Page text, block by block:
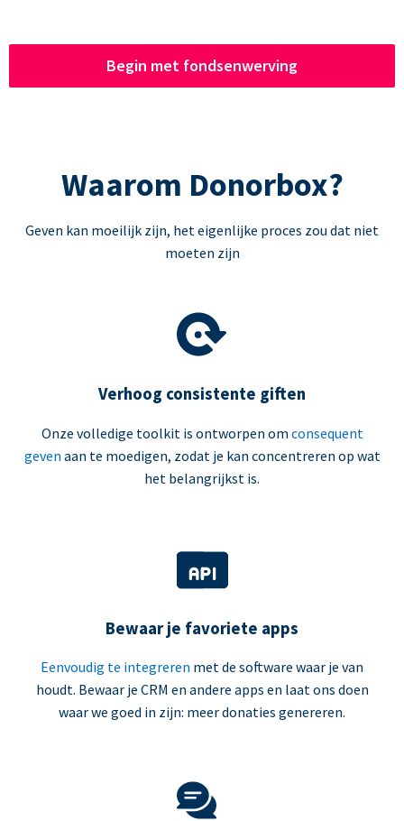
Begin met fondsenwerving
Waarom Donorbox?
Geven kan moeilijk zijn, het eigenlijke proces zou dat niet
moeten zijn
Verhoog consistente giften
Onze volledige toolkit is ontworpen om consequent
geven aan te moedigen, zodat je kan concentreren op wat
het belangrijkst is.
Bewaar je favoriete apps
Eenvoudig te integreren met de software waar je van
houdt. Bewaar je CRM en andere apps en laat ons doen
waar we goed in zijn: meer donaties genereren.